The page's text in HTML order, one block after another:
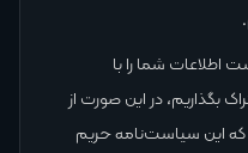
شما را با
بگذاریم، در این صورت از
این سیاست‌نامه حریم